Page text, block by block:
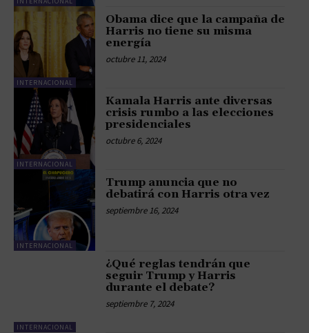
INTERNACIONAL
Obama dice que la campaña de
Harris no tiene su misma
energía
octubre 11, 2024
INTERNACIONAL
Kamala Harris ante diversas
crisis rumbo a las elecciones
presidenciales
octubre 6, 2024
INTERNACIONAL
Trump anuncia que no
debatirá con Harris otra vez
septiembre 16, 2024
INTERNACIONAL
¿Qué reglas tendrán que
seguir Trump y Harris
durante el debate?
septiembre 7, 2024